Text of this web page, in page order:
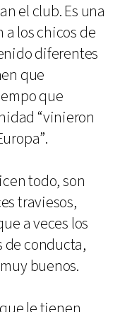
el club. Es una
a los chicos de
diferentes
que
que
“vinieron
todo, son
traviesos,
a veces los
de conducta,
buenos.